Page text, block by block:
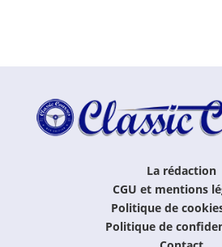
La rédaction
CGU et mentions
Politique de
Politique de